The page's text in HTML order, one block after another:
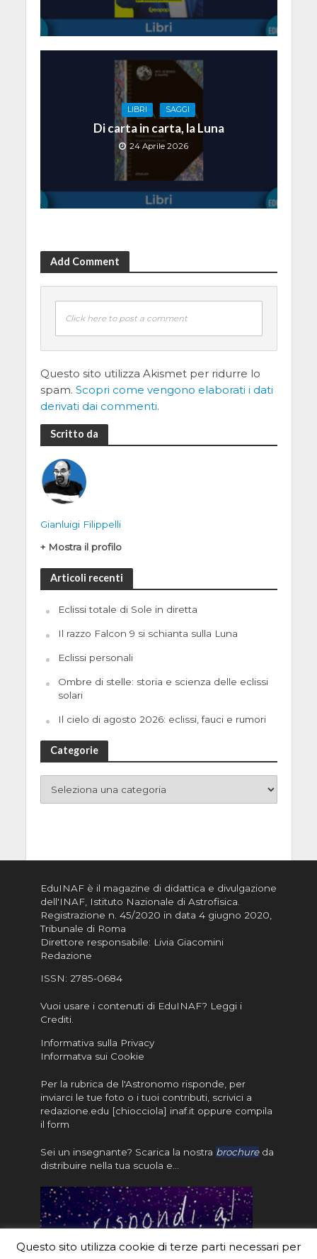
LIBRI SAGGI
Di carta in carta, la Luna
24 Aprile 2026
Add Comment
Click here to post a comment
Questo sito utilizza Akismet per ridurre lo
spam. Scopri come vengono elaborati i dati
derivati dai commenti.
Scritto da
Gianluigi Filippelli
+ Mostra il profilo
Articoli recenti
Eclissi totale di Sole in diretta
Il razzo Falcon 9 si schianta sulla Luna
Eclissi personali
Ombre di stelle: storia e scienza delle eclissi
solari
Il cielo di agosto 2026: eclissi, fauci e rumori
Categorie
EduINAF è il magazine di didattica e divulgazione
dell'INAF, Istituto Nazionale di Astrofisica
Registrazione n. 45/2020 in data 4 giugno 2020,
Tribunale di Roma
Direttore responsabile: Livia Giacomini
Redazione
ISSN: 2785-0684
Vuoi usare i contenuti di EduINAF? Leggi i
Crediti.
Informativa sulla Privacy
Informatva sui Cookie
Per la rubrica de l'Astronomo risponde, per
inviarci le tue foto o i tuoi contributi, scrivici a
redazione.edu [chiocciola] inaf.it oppure compila
il form
Sei un insegnante? Scarica la nostra brochureda
distribuire nella tua scuola e…
Questo sito utilizza cookie di terze parti necessari per